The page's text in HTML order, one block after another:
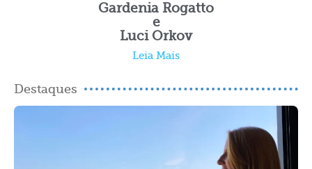
Gardenia Rogatto
e
Luci Orkov
Leia Mais
Destaques